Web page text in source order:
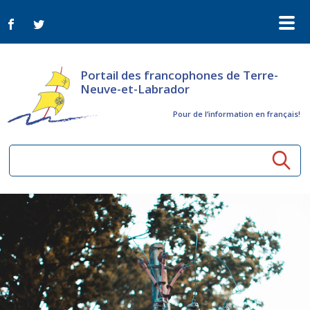
Portail des francophones de Terre-
Neuve-et-Labrador
Pour de l‘information en français!
Ressources communautaires
Aînés
Activités à distance
ConnectAînés
Arts et culture
Appels d'offres du secteur culturel
Plan de Développement Global
Organismes
Nouvelles
Bulletin Le FrancoTNL